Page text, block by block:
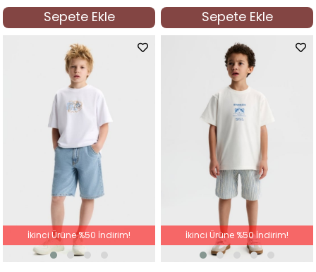
Sepete Ekle Sepete Ekle
İkinci Ürüne %50 İndirim! İkinci Ürüne %50 İndirim!